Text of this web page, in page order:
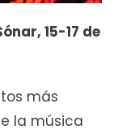
15-17 de
más
la música